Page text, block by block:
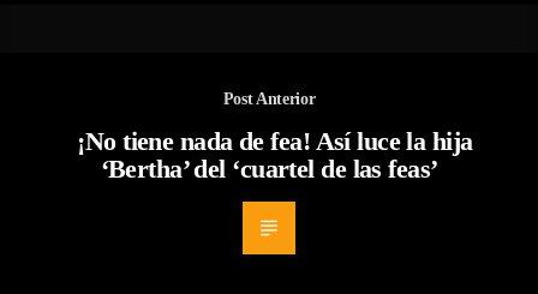
Post Anterior
¡No tiene nada de fea! Así luce la hija
‘Bertha’ del ‘cuartel de las feas’